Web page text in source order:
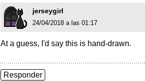
jerseygirl
24/04/2018 a las 01:17
At a guess, I'd say this is hand-drawn.
Responder